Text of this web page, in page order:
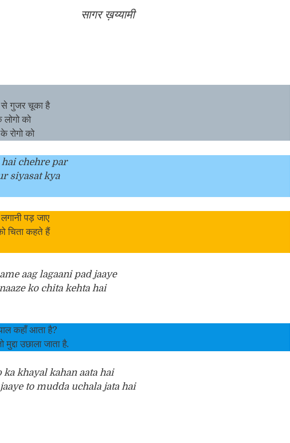
सागर ख़य्यामी
गुजर चूका है
लोगो को
रोगो को
chehre par
siyasat kya
पड़ जाए
चिता कहते हैं
aag lagaani pad jaaye
ko chita kehta hai
कहाँ आता है?
उछाला जाता है.
khayal kahan aata hai
to mudda uchala jata hai